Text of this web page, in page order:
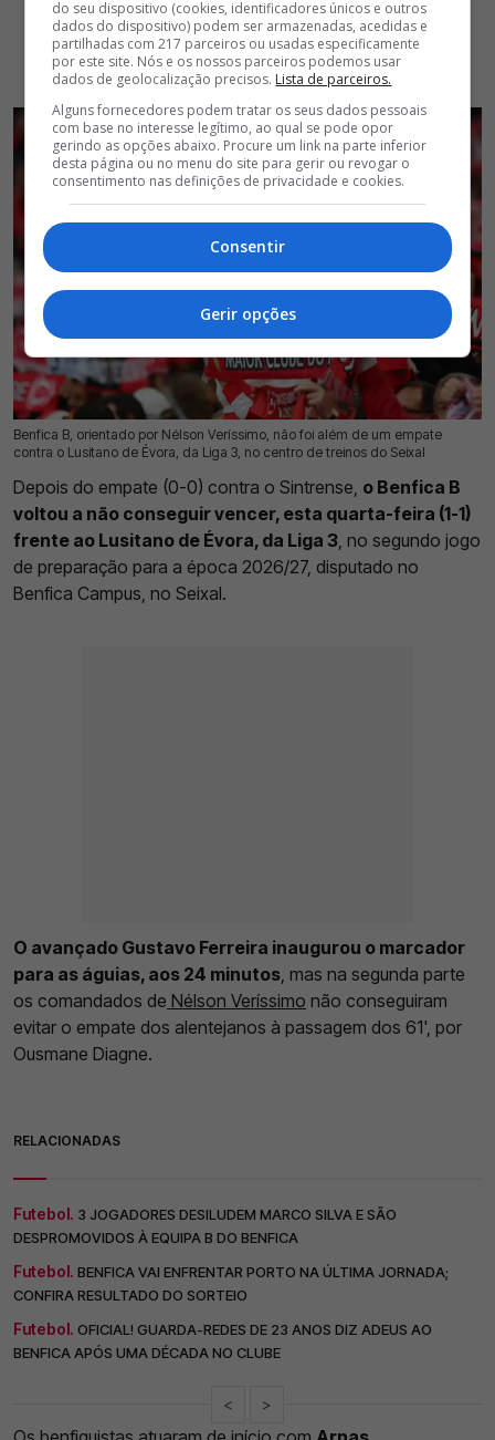
Benfica B, orientado por Nélson Veríssimo, não foi além de um empate
contra o Lusitano de Évora, da Liga 3, no centro de treinos do Seixal
15 Jul 2026 | 17:39 | 0
Depois do empate (0-0) contra o Sintrense, o Benfica B
voltou a não conseguir vencer, esta quarta-feira (1-1)
frente ao Lusitano de Évora, da Liga 3 , no segundo jogo
de preparação para a época 2026/27, disputado no
Benfica Campus, no Seixal.
O avançado Gustavo Ferreira inaugurou o marcador
para as águias, aos 24 minutos , mas na segunda parte
os comandados de Nélson Veríssimo não conseguiram
evitar o empate dos alentejanos à passagem dos 61', por
Ousmane Diagne.
RELACIONADAS
Futebol. 3 JOGADORES DESILUDEM MARCO SILVA E SÃO
DESPROMOVIDOS À EQUIPA B DO BENFICA
Futebol. BENFICA VAI ENFRENTAR PORTO NA ÚLTIMA JORNADA;
CONFIRA RESULTADO DO SORTEIO
Futebol. OFICIAL! GUARDA-REDES DE 23 ANOS DIZ ADEUS AO
BENFICA APÓS UMA DÉCADA NO CLUBE
< >
do seu dispositivo (cookies, identificadores únicos e outros
dados do dispositivo) podem ser armazenadas, acedidas e
partilhadas com 217 parceiros ou usadas especificamente
por este site. Nós e os nossos parceiros podemos usar
dados de geolocalização precisos. Lista de parceiros.
Alguns fornecedores podem tratar os seus dados pessoais
com base no interesse legítimo, ao qual se pode opor
gerindo as opções abaixo. Procure um link na parte inferior
desta página ou no menu do site para gerir ou revogar o
consentimento nas definições de privacidade e cookies.
Consentir
Gerir opções